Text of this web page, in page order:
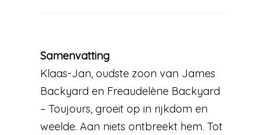
Samenvatting
Klaas-Jan, oudste zoon van James
Backyard en Freaudelène Backyard
– Toujours, groeit op in rijkdom en
weelde. Aan niets ontbreekt hem. Tot